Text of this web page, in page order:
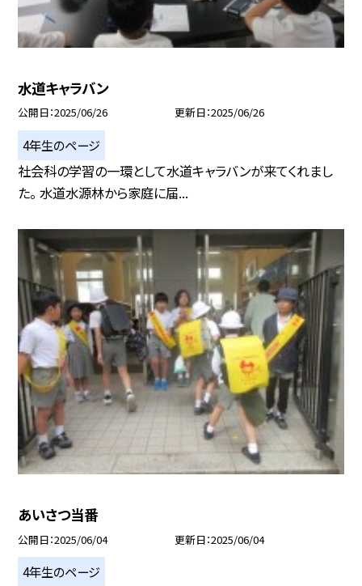
水道キャラバン
公開日 2025/06/26 更新日 2025/06/26
4年生のページ
社会科の学習の一環として水道キャラバンが来てくれまし
た。 水道水源林から家庭に届...
あいさつ当番
公開日 2025/06/04 更新日 2025/06/04
4年生のページ